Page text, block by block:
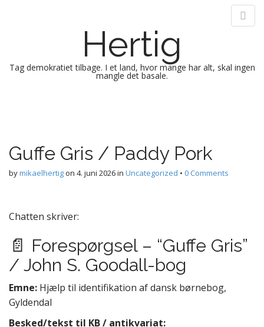
Hertig
Tag demokratiet tilbage. I et land, hvor mange har alt, skal ingen
mangle det basale.
n
m
e
t
o
c
t
n
Guffe Gris / Paddy Pork
bymikaelhertigon 4. juni 2026in Uncategorized • 0 Comments
Chatten skriver:
📄 Forespørgsel – “Guffe Gris”
/ John S. Goodall-bog
Emne: Hjælp til identifikation af dansk børnebog,
Gyldendal
Besked/tekst til KB / antikvariat: